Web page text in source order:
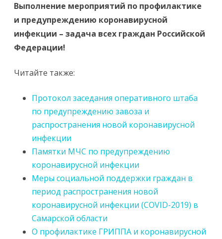
Выполнение мероприятий по профилактике
и предупреждению коронавирусной
инфекции – задача всех граждан Российской
Федерации!
Читайте также:
Протокол заседания оперативного штаба
по предупреждению завоза и
распространения новой коронавирусной
инфекции
Памятки МЧС по предупреждению
коронавирусной инфекции
Меры социальной поддержки граждан в
период распространения новой
коронавирусной инфекции (COVID-2019) в
Самарской области
О профилактике ГРИППА и коронавирусной